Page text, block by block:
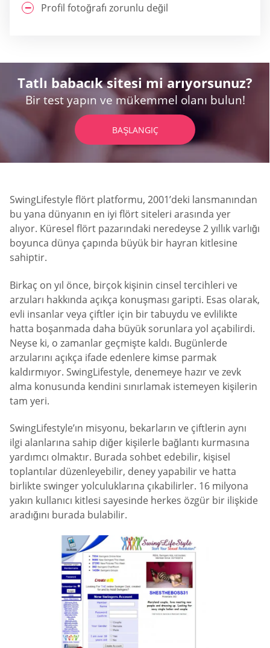
Profil fotoğrafı zorunlu değil
Tatlı babacık sitesi mi arıyorsunuz?
Bir test yapın ve mükemmel olanı bulun!
BAŞLANGIÇ
SwingLifestyle flört platformu, 2001’deki lansmanından
bu yana dünyanın en iyi flört siteleri arasında yer
alıyor. Küresel flört pazarındaki neredeyse 2 yıllık varlığı
boyunca dünya çapında büyük bir hayran kitlesine
sahiptir.
Birkaç on yıl önce, birçok kişinin cinsel tercihleri ve
arzuları hakkında açıkça konuşması garipti. Esas olarak,
evli insanlar veya çiftler için bir tabuydu ve evlilikte
hatta boşanmada daha büyük sorunlara yol açabilirdi.
Neyse ki, o zamanlar geçmişte kaldı. Bugünlerde
arzularını açıkça ifade edenlere kimse parmak
kaldırmıyor. SwingLifestyle, denemeye hazır ve zevk
alma konusunda kendini sınırlamak istemeyen kişilerin
tam yeri.
SwingLifestyle’ın misyonu, bekarların ve çiftlerin aynı
ilgi alanlarına sahip diğer kişilerle bağlantı kurmasına
yardımcı olmaktır. Burada sohbet edebilir, kişisel
toplantılar düzenleyebilir, deney yapabilir ve hatta
birlikte swinger yolculuklarına çıkabilirler. 16 milyona
yakın kullanıcı kitlesi sayesinde herkes özgür bir ilişkide
aradığını burada bulabilir.